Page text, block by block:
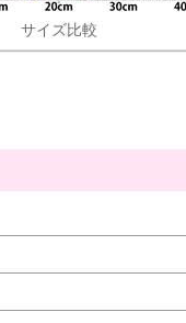
サイズ比較